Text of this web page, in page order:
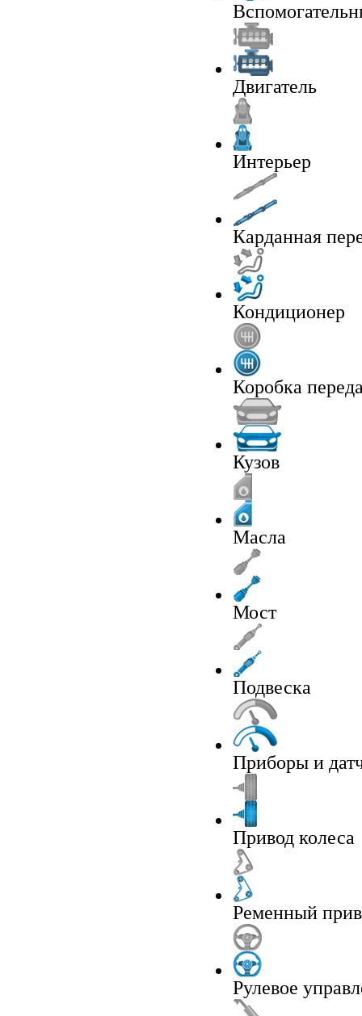
Двигатель
Интерьер
Карданная
Кондиционер
Коробка
Кузов
Масла
Мост
Подвеска
Приборы и
Привод колеса
Ременный
Рулевое